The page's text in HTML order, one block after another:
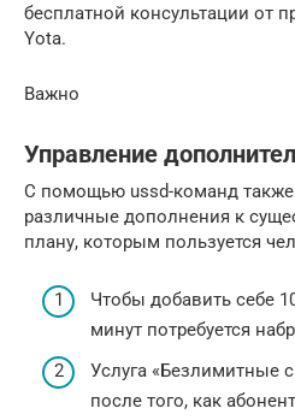
бесплатной консультации от
Yota.
Важно
Управление
С помощью ussd-команд
различные дополнения к
плану, которым пользуется
Чтобы добавить себе
минут потребуется
Услуга «Безлимитные
после того, как